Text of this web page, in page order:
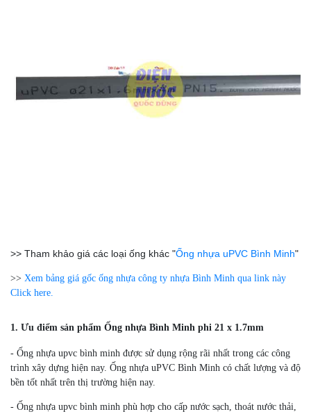
>> Tham khảo giá các loại ống khác "Ống nhựa uPVC Bình Minh"
>> Xem bảng giá gốc ống nhựa công ty nhựa Bình Minh qua link này
Click here.
1. Ưu điểm sản phẩm Ống nhựa Bình Minh phi 21 x 1.7mm
- Ống nhựa upvc bình minh được sử dụng rộng rãi nhất trong các công
trình xây dựng hiện nay. Ống nhựa uPVC Bình Minh có chất lượng và độ
bền tốt nhất trên thị trường hiện nay.
- Ống nhựa upvc bình minh phù hợp cho cấp nước sạch, thoát nước thải,